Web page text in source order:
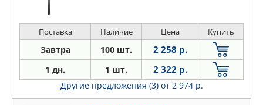
Поставка Наличие Цена Купить
Завтра 100 шт. 2 258 р.
1 дн. 1 шт. 2 322 р.
Другие предложения (3) от 2 974 р.